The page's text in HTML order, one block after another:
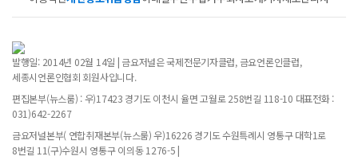
발행일: 2014년 02월 14일 | 금요저널은 국제전문기자클럽, 금요언론인클럽,
세종시언론인협회 회원사입니다.
편집본부(뉴스룸) : 우)17423 경기도 이천시 율면 고월로 258번길 118-10 대표전화 :
031)642-2267
금요저널본부( 연합취재본부(뉴스룸) 우)16226 경기도 수원특례시 영통구 대학1로
8번길 11(구)수원시 영통구 이의동 1276-5 |